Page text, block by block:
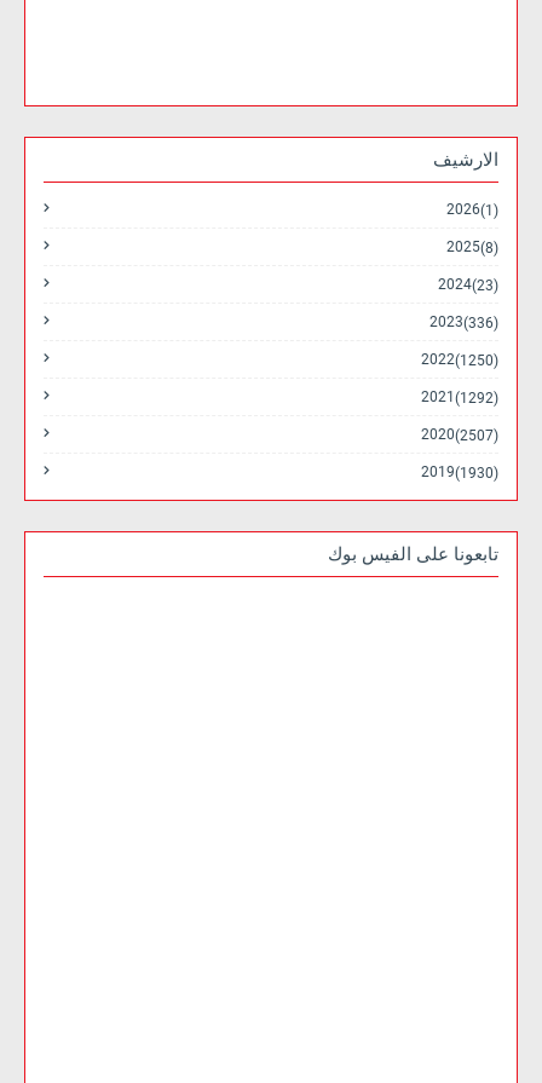
الارشيف
2026 (1)
2025 (8)
2024 (23)
2023 (336)
2022 (1250)
2021 (1292)
2020 (2507)
2019 (1930)
تابعونا على الفيس بوك